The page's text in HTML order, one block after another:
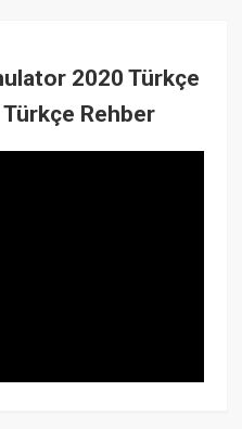
2020 Türkçe
Rehber